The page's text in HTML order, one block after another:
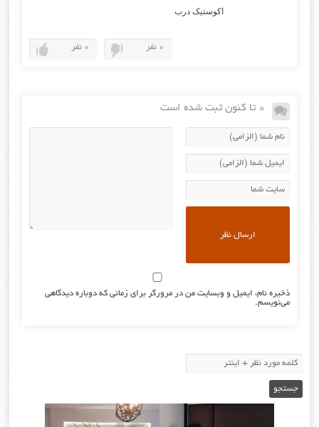
اکوستیک درب
0 نفر 0 نفر
0 تا کنون ثبت شده است
ذخیره نام، ایمیل و وبسایت من در مرورگر برای زمانی که دوباره دیدگاهی
می‌نویسم.